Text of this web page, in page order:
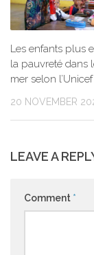
Les enfants plus
la pauvreté dans
mer selon l’Unicef
20 NOVEMBER
LEAVE A
Comment *